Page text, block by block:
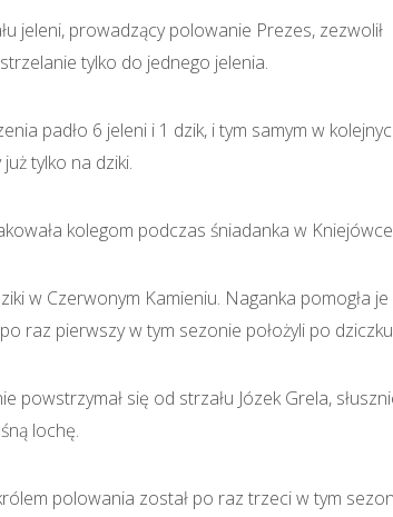
jeleni, prowadzący polowanie Prezes, zezwolił
tylko do jednego jelenia.
padło 6 jeleni i 1 dzik, i tym samym w
tylko na dziki.
kolegom podczas śniadanka w
w Czerwonym Kamieniu. Naganka pomogła je
raz pierwszy w tym sezonie położyli po
powstrzymał się od strzału Józek Grela,
lochę.
polowania został po raz trzeci w tym